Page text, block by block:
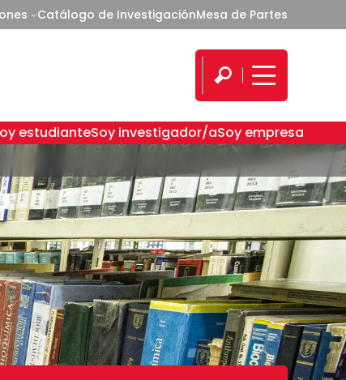
Catálogo de InvestigaciónMesa de Partes
estudianteSoy investigador/aSoy empresa